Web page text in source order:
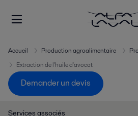
Accueil Production agroalimentaire
Extraction de l'huile d'avocat
Demander un devis
Services associés